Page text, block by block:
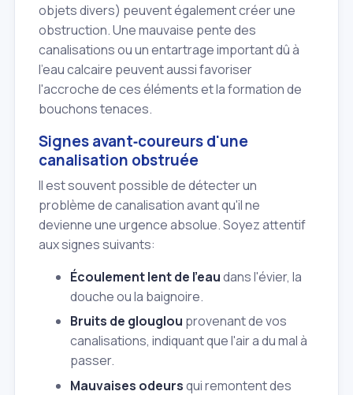
objets divers) peuvent également créer une
obstruction. Une mauvaise pente des
canalisations ou un entartrage important dû à
l'eau calcaire peuvent aussi favoriser
l'accroche de ces éléments et la formation de
bouchons tenaces.
Signes avant‑coureurs d'une
canalisation obstruée
Il est souvent possible de détecter un
problème de canalisation avant qu'il ne
devienne une urgence absolue. Soyez attentif
aux signes suivants:
Écoulement lent de l'eaudans l'évier, la
douche ou la baignoire.
Bruits de glouglou provenant de vos
canalisations, indiquant que l'air a du mal à
passer.
Mauvaises odeursqui remontent des